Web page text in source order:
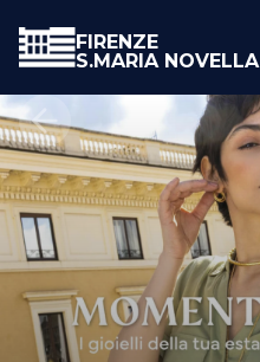
FIRENZE
S.MARIA NOVELLA